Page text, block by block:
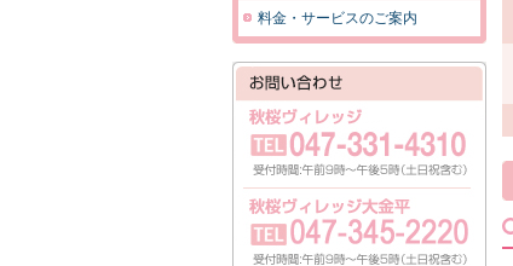
料金・サービスのご案内